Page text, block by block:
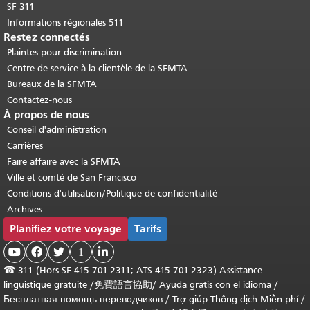
SF 311
Informations régionales 511
Restez connectés
Plaintes pour discrimination
Centre de service à la clientèle de la SFMTA
Bureaux de la SFMTA
Contactez-nous
À propos de nous
Conseil d'administration
Carrières
Faire affaire avec la SFMTA
Ville et comté de San Francisco
Conditions d'utilisation/Politique de confidentialité
Archives
Planifiez votre voyage Tarifs
   1 
☎ 311 (Hors SF 415.701.2311; ATS 415.701.2323) Assistance
linguistique gratuite /免費語言協助/ Ayuda gratis con el idioma /
Бесплатная помощь переводчиков / Trợ giúp Thông dịch Miễn phí/